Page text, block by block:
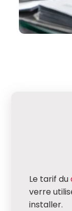
Le tarif du
verre
installer.